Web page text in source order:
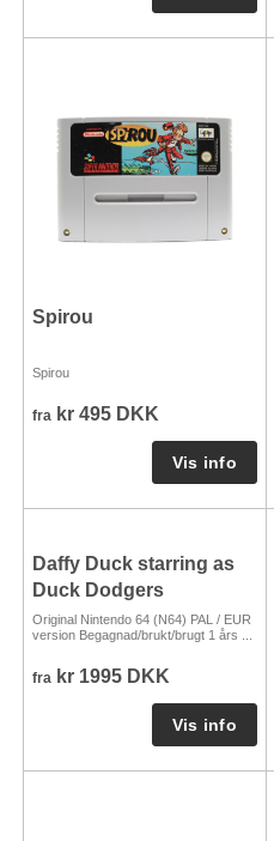
Spirou
Spirou
fra kr 495 DKK
Daffy Duck starring as
Duck Dodgers
Original Nintendo 64 (N64) PAL / EUR
version Begagnad/brukt/brugt 1 års ...
fra kr 1995 DKK